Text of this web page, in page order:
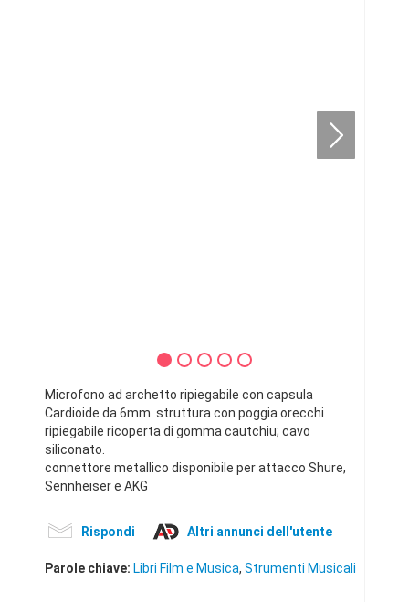
Microfono ad archetto ripiegabile con capsula
Cardioide da 6mm. struttura con poggia orecchi
ripiegabile ricoperta di gomma cautchiu; cavo
siliconato.
connettore metallico disponibile per attacco Shure,
Sennheiser e AKG
Rispondi Altri annunci dell'utente
Parole chiave: Libri Film e Musica, Strumenti Musicali